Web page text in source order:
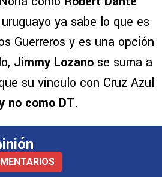
ya sabe lo que es
Guerreros y es una opción
Jimmy Lozano se suma a
su vínculo con Cruz Azul
no como DT.